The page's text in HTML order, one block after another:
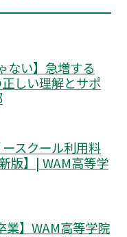
ない】急増する
しい理解とサポ
ースクール利用料
版】| WAM高等学
業】WAM高等学院